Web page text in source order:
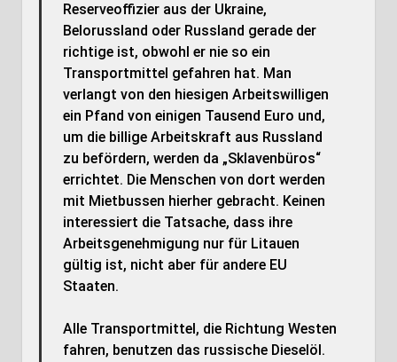
Reserveoffizier aus der Ukraine,
Belorussland oder Russland gerade der
richtige ist, obwohl er nie so ein
Transportmittel gefahren hat. Man
verlangt von den hiesigen Arbeitswilligen
ein Pfand von einigen Tausend Euro und,
um die billige Arbeitskraft aus Russland
zu befördern, werden da „Sklavenbüros“
errichtet. Die Menschen von dort werden
mit Mietbussen hierher gebracht. Keinen
interessiert die Tatsache, dass ihre
Arbeitsgenehmigung nur für Litauen
gültig ist, nicht aber für andere EU
Staaten.
Alle Transportmittel, die Richtung Westen
fahren, benutzen das russische Dieselöl.